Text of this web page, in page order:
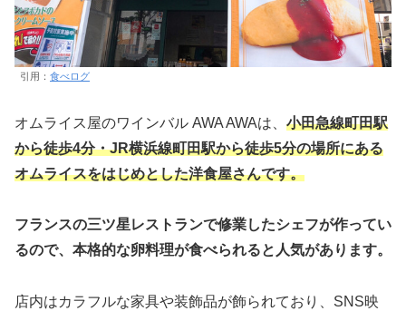
引用： 食べログ
オムライス屋のワインバル AWA AWAは、 小田急線町田駅
から徒歩4分・JR横浜線町田駅から徒歩5分の場所にある
オムライスをはじめとした洋食屋さんです。
フランスの三ツ星レストランで修業したシェフが作ってい
るので、本格的な卵料理が食べられると人気があります。
店内はカラフルな家具や装飾品が飾られており、SNS映